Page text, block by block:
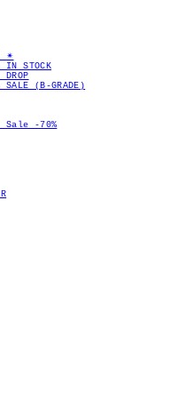
✴︎
IN STOCK
DROP
SALE (B-GRADE)
Sale -70%